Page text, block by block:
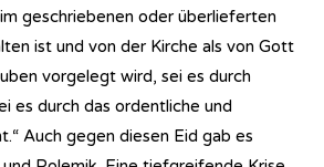
geschriebenen oder überlieferten
ist und von der Kirche als von Gott
vorgelegt wird, sei es durch
es durch das ordentliche und
Auch gegen diesen Eid gab es